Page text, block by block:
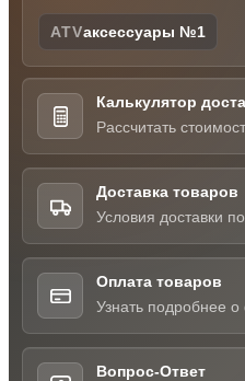
ATVаксессуары №1
Калькулятор
Рассчитать
Доставка товаров
Условия доставки
Оплата товаров
Узнать подробнее
Вопрос-Ответ